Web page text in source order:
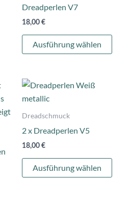
Dreadperlen V7
18,00 €
Ausführung wählen
Die
Dreadschmuck
2 x Dreadperlen V5
18,00 €
Ausführung wählen